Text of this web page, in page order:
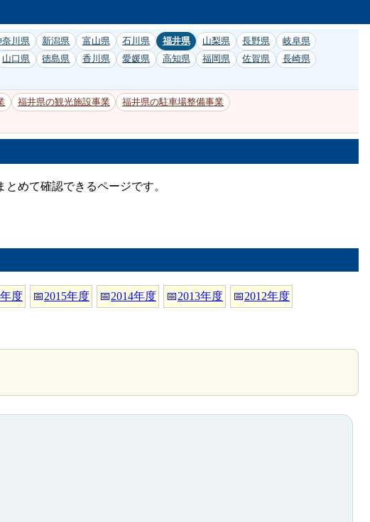
奈川県 新潟県 富山県 石川県 福井県 山梨県 長野県
岐阜県
山口県 徳島県 香川県 愛媛県 高知県 福岡県 佐賀県
長崎県
福井県の観光施設事業
福井県の駐車場整備事業
めて確認できるページです。
度 📅2015年度 📅2014年度 📅2013年度 📅2012年度